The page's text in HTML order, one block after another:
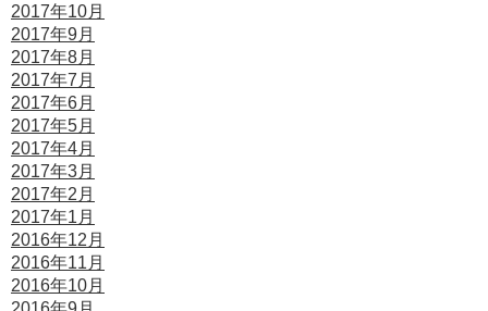
2017年10月
2017年9月
2017年8月
2017年7月
2017年6月
2017年5月
2017年4月
2017年3月
2017年2月
2017年1月
2016年12月
2016年11月
2016年10月